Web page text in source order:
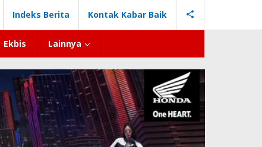
Indeks Berita Kontak Kabar Baik
Ekbis Lainnya